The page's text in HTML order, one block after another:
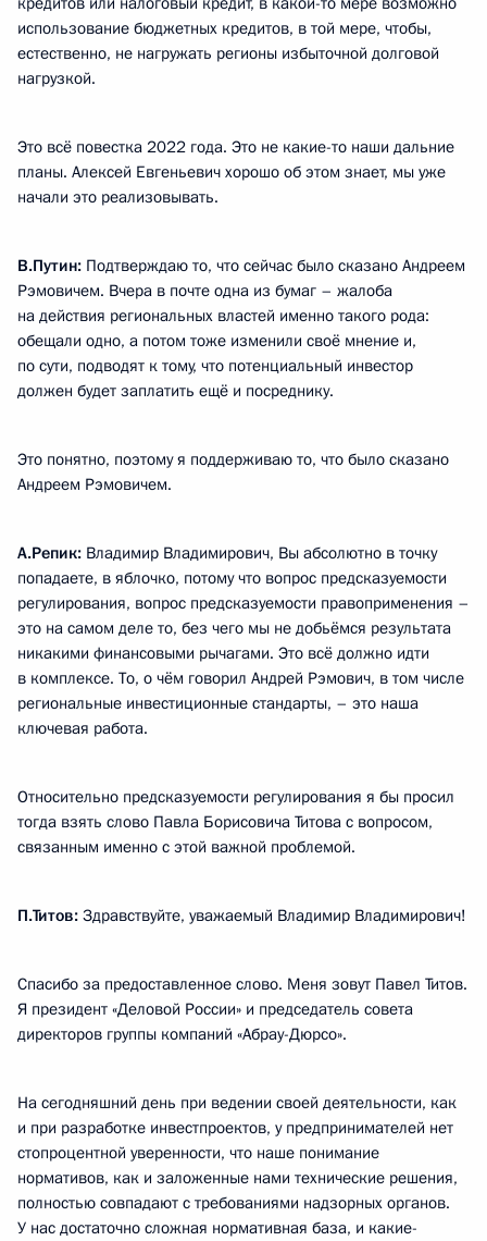
использование бюджетных кредитов, в той мере, чтобы,
естественно, не нагружать регионы избыточной долговой
нагрузкой.
Это всё повестка 2022 года. Это не какие-то наши дальние
планы. Алексей Евгеньевич хорошо об этом знает, мы уже
начали это реализовывать.
В.Путин: Подтверждаю то, что сейчас было сказано Андреем
Рэмовичем. Вчера в почте одна из бумаг – жалоба
на действия региональных властей именно такого рода:
обещали одно, а потом тоже изменили своё мнение и,
по сути, подводят к тому, что потенциальный инвестор
должен будет заплатить ещё и посреднику.
Это понятно, поэтому я поддерживаю то, что было сказано
Андреем Рэмовичем.
А.Репик: Владимир Владимирович, Вы абсолютно в точку
попадаете, в яблочко, потому что вопрос предсказуемости
регулирования, вопрос предсказуемости правоприменения –
это на самом деле то, без чего мы не добьёмся результата
никакими финансовыми рычагами. Это всё должно идти
в комплексе. То, о чём говорил Андрей Рэмович, в том числе
региональные инвестиционные стандарты, – это наша
ключевая работа.
Относительно предсказуемости регулирования я бы просил
тогда взять слово Павла Борисовича Титова с вопросом,
связанным именно с этой важной проблемой.
П.Титов: Здравствуйте, уважаемый Владимир Владимирович!
Спасибо за предоставленное слово. Меня зовут Павел Титов.
Я президент «Деловой России» и председатель совета
директоров группы компаний «Абрау-Дюрсо».
На сегодняшний день при ведении своей деятельности, как
и при разработке инвестпроектов, у предпринимателей нет
стопроцентной уверенности, что наше понимание
нормативов, как и заложенные нами технические решения,
полностью совпадают с требованиями надзорных органов.
У нас достаточно сложная нормативная база, и какие-